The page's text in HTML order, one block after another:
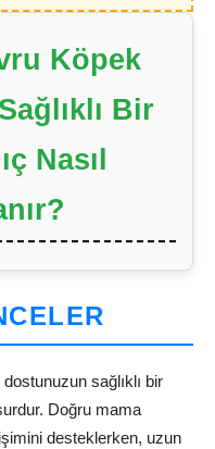
Köpek
Bir
Nasıl
sağlıklı bir
Doğru mama
desteklerken, uzun